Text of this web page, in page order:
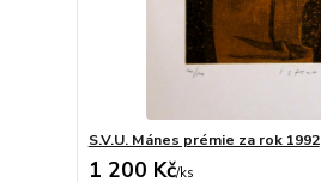
S.V.U. Mánes prémie za rok 1992
1 200 Kč/ks